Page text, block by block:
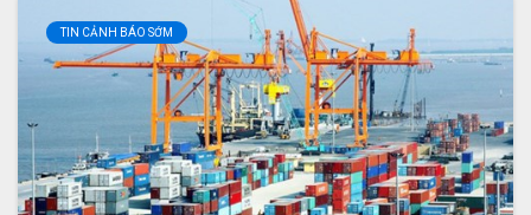
TIN CẢNH BÁO SỚM